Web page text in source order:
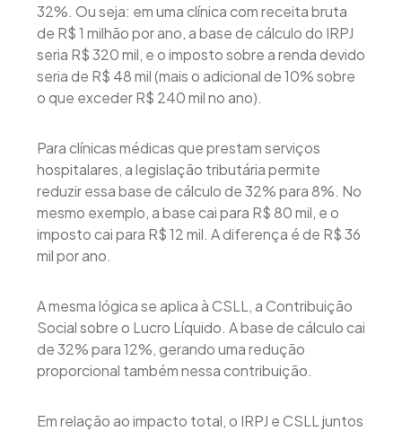
32%. Ou seja: em uma clínica com receita bruta
de R$ 1 milhão por ano, a base de cálculo do IRPJ
seria R$ 320 mil, e o imposto sobre a renda devido
seria de R$ 48 mil (mais o adicional de 10% sobre
o que exceder R$ 240 mil no ano).
Para clínicas médicas que prestam serviços
hospitalares, a legislação tributária permite
reduzir essa base de cálculo de 32% para 8%. No
mesmo exemplo, a base cai para R$ 80 mil, e o
imposto cai para R$ 12 mil. A diferença é de R$ 36
mil por ano.
A mesma lógica se aplica à CSLL, a Contribuição
Social sobre o Lucro Líquido. A base de cálculo cai
de 32% para 12%, gerando uma redução
proporcional também nessa contribuição.
Em relação ao impacto total, o IRPJ e CSLL juntos